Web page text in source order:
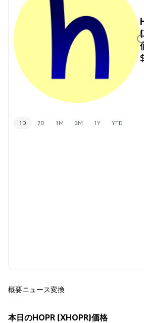
1D 7D 1M 3M 1Y YTD
概要ニュース変換
本日のHOPR (XHOPR)価格